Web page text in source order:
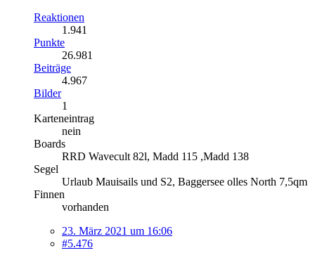
Reaktionen
1.941
Punkte
26.981
Beiträge
4.967
Bilder
1
Karteneintrag
nein
Boards
RRD Wavecult 82l, Madd 115 ,Madd 138
Segel
Urlaub Mauisails und S2, Baggersee olles North 7,5qm
Finnen
vorhanden
23. März 2021 um 16:06
#5.476